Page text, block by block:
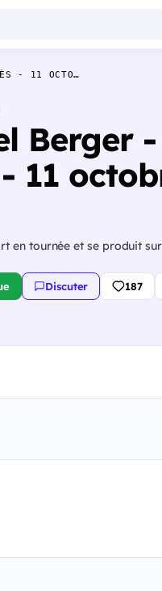
- 11 OCTO…
Berger
11
en tournée et se produit
Discuter 187